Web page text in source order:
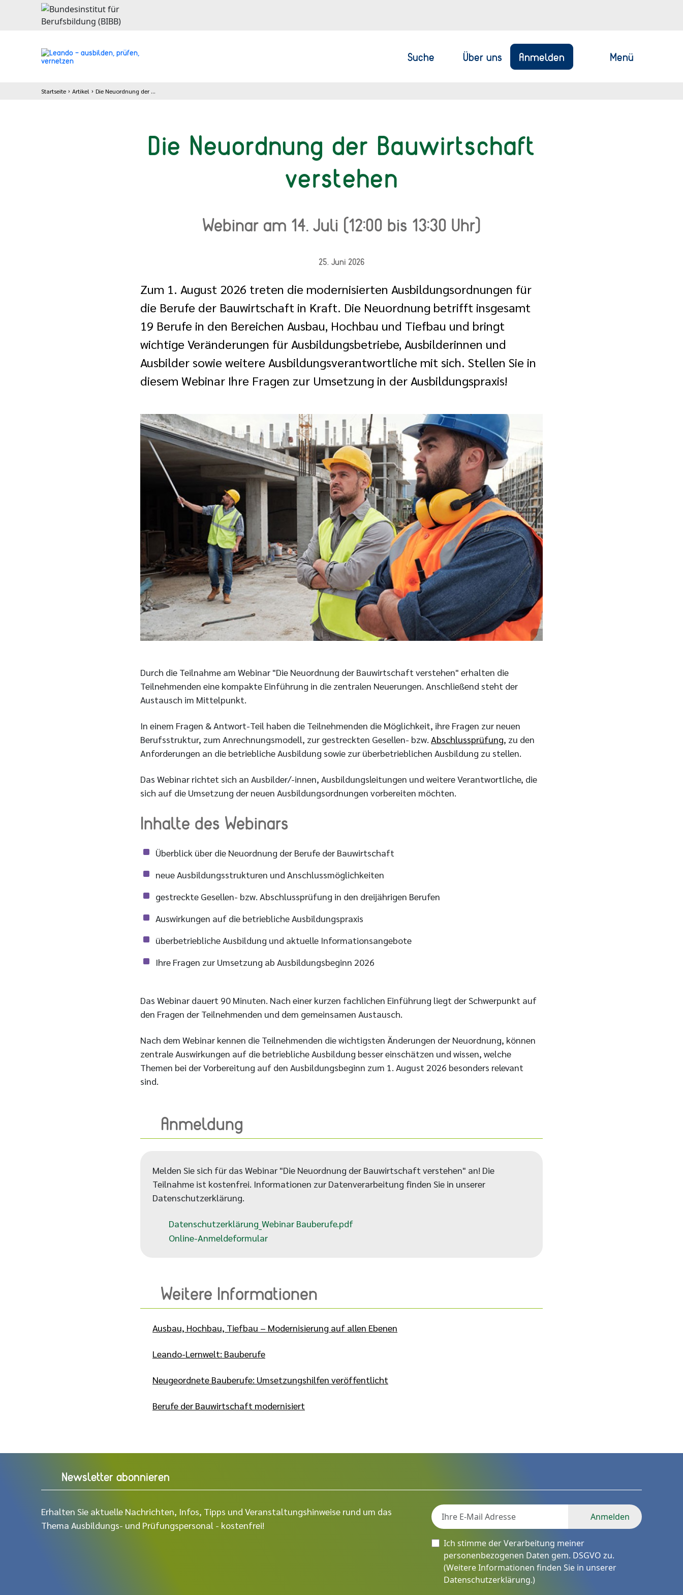
Suche Über uns Anmelden Menü
Startseite Artikel Die Neuordnung der Bauwirtschaft verstehen
Die Neuordnung der Bauwirtschaft
verstehen
Webinar am 14. Juli (12:00 bis 13:30 Uhr)
25. Juni 2026
Zum 1. August 2026 treten die modernisierten Ausbildungsordnungen für
die Berufe der Bauwirtschaft in Kraft. Die Neuordnung betrifft insgesamt
19 Berufe in den Bereichen Ausbau, Hochbau und Tiefbau und bringt
wichtige Veränderungen für Ausbildungsbetriebe, Ausbilderinnen und
Ausbilder sowie weitere Ausbildungsverantwortliche mit sich. Stellen Sie in
diesem Webinar Ihre Fragen zur Umsetzung in der Ausbildungspraxis!
Durch die Teilnahme am Webinar "Die Neuordnung der Bauwirtschaft verstehen" erhalten die
Teilnehmenden eine kompakte Einführung in die zentralen Neuerungen. Anschließend steht der
Austausch im Mittelpunkt.
In einem Fragen & Antwort-Teil haben die Teilnehmenden die Möglichkeit, ihre Fragen zur neuen
Berufsstruktur, zum Anrechnungsmodell, zur gestreckten Gesellen- bzw. Abschlussprüfung, zu den
Anforderungen an die betriebliche Ausbildung sowie zur überbetrieblichen Ausbildung zu stellen.
Das Webinar richtet sich an Ausbilder/-innen, Ausbildungsleitungen und weitere Verantwortliche, die
sich auf die Umsetzung der neuen Ausbildungsordnungen vorbereiten möchten.
Inhalte des Webinars
Überblick über die Neuordnung der Berufe der Bauwirtschaft
neue Ausbildungsstrukturen und Anschlussmöglichkeiten
gestreckte Gesellen- bzw. Abschlussprüfung in den dreijährigen Berufen
Auswirkungen auf die betriebliche Ausbildungspraxis
überbetriebliche Ausbildung und aktuelle Informationsangebote
Ihre Fragen zur Umsetzung ab Ausbildungsbeginn 2026
Das Webinar dauert 90 Minuten. Nach einer kurzen fachlichen Einführung liegt der Schwerpunkt auf
den Fragen der Teilnehmenden und dem gemeinsamen Austausch.
Nach dem Webinar kennen die Teilnehmenden die wichtigsten Änderungen der Neuordnung, können
zentrale Auswirkungen auf die betriebliche Ausbildung besser einschätzen und wissen, welche
Themen bei der Vorbereitung auf den Ausbildungsbeginn zum 1. August 2026 besonders relevant
sind.
Anmeldung
Melden Sie sich für das Webinar "Die Neuordnung der Bauwirtschaft verstehen" an! Die
Teilnahme ist kostenfrei. Informationen zur Datenverarbeitung finden Sie in unserer
Datenschutzerklärung.
Datenschutzerklärung_Webinar Bauberufe.pdf
Online-Anmeldeformular
Weitere Informationen
Ausbau, Hochbau, Tiefbau – Modernisierung auf allen Ebenen
Leando-Lernwelt: Bauberufe
Neugeordnete Bauberufe: Umsetzungshilfen veröffentlicht
Berufe der Bauwirtschaft modernisiert
Newsletter abonnieren
Erhalten Sie aktuelle Nachrichten, Infos, Tipps und Veranstaltungshinweise rund um das
Thema Ausbildungs- und Prüfungspersonal - kostenfrei!
Anmelden
Ich stimme der Verarbeitung meiner
personenbezogenen Daten gem. DSGVO zu.
(Weitere Informationen finden Sie in unserer
Datenschutzerklärung.)